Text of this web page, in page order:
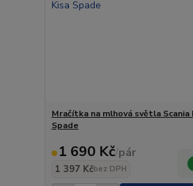
Mračítka na mlhová světla Scania
Spade
1 690 Kč/pár
1 397 Kčbez DPH